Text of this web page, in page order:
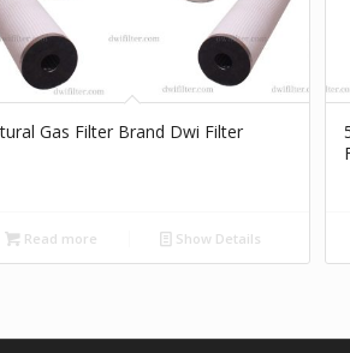
Gas Filter Brand Dwi Filter
Read more Show Details